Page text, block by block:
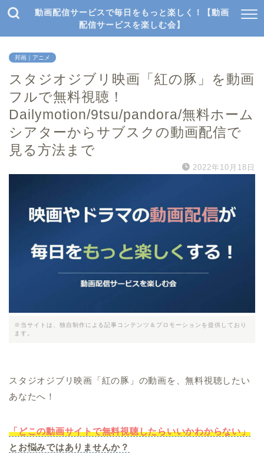
動画配信サービスで毎日をもっと楽しく！【動画
配信サービスを楽しむ会】
邦画｜アニメ
スタジオジブリ映画「紅の豚」を動画
フルで無料視聴！
Dailymotion/9tsu/pandora/無料ホーム
シアターからサブスクの動画配信で
見る方法まで
2022年10月18日
※当サイトは、独自制作による記事コンテンツ＆プロモーションを提供しており
ます。
スタジオジブリ映画「紅の豚」の動画を、無料視聴したい
あなたへ！
「どこの動画サイトで無料視聴したらいいかわからない」
とお悩みではありませんか？